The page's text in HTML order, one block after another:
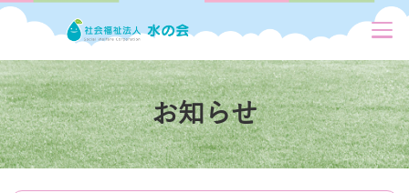
お知らせ